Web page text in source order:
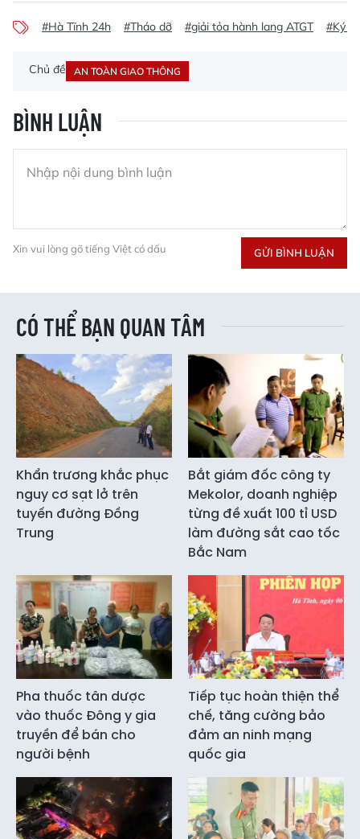
#Hà Tĩnh 24h #Tháo dỡ #giải tỏa hành lang ATGT #Ký
Chủ đề AN TOÀN GIAO THÔNG
BÌNH LUẬN
Xin vui lòng gõ tiếng Việt có dấu GỬI BÌNH LUẬN
CÓ THỂ BẠN QUAN TÂM
Khẩn trương khắc phục
nguy cơ sạt lở trên
tuyến đường Đồng
Trung
Bắt giám đốc công ty
Mekolor, doanh nghiệp
từng đề xuất 100 tỉ USD
làm đường sắt cao tốc
Bắc Nam
Pha thuốc tân dược
vào thuốc Đông y gia
truyền để bán cho
người bệnh
Tiếp tục hoàn thiện thể
chế, tăng cường bảo
đảm an ninh mạng
quốc gia